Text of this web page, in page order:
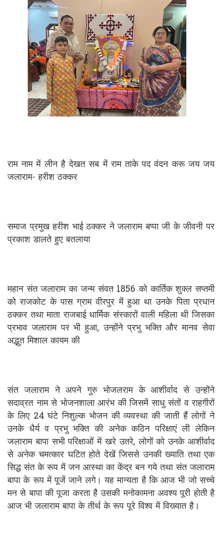
राम नाम में लीन है देखत सब में राम ताके पद वंदन करू जय जय
जलाराम- हरीश ठक्कर
समाज प्रमुख हरीश भाई ठक्कर ने जलाराम बप्पा जी के जीवनी पर
प्रकाश डालते हुए बतलाया
महान संत जलाराम का जन्म संवत 1856 को कार्तिक शुक्ल सप्तमी
को राजकोट के पास ग्राम वीरपुर में हुआ था उनके पिता प्रधान
ठक्कर तथा माता राजबाई धार्मिक संस्कारों वाली महिला थी जिसका
प्रभाव जलाराम पर भी हुआ, उन्होंने प्रभु भक्ति और मानव सेवा
अद्भुत मिशाल कायम की
संत जलाराम ने अपने गुरु भोजलराम के आशीर्वाद से उन्होंने
सदाव्रत नाम से भोजनशाला आरंभ की जिसमें साधु संतों व राहगीरों
के लिए 24 घंटे निशुल्क भोजन की व्यवस्था की जाती हैं लोगों ने
उनके धैर्य व प्रभु भक्ति की अनेक कठिन परिक्षाएं ली लेकिन
जलाराम बापा सभी परिक्षाओं में खरे उतरे, लोगों को उनके आशीर्वाद
से अनेक चमत्कार घटित होते देखें जिससे उनकी ख्याति तथा एक
सिद्ध संत के रूप में जन आस्था का केंद्र बन गये तथा संत जलाराम
बापा के रूप में पूजें जाने लगे। यह मान्यता है कि आज भी जो सच्चे
मन से बापा की पूजा करता है उसकी मनोकामना अवश्य पूरी होती है
आज भी जलाराम बापा के तीर्थ के रूप पूरे विश्व में विख्यात है।